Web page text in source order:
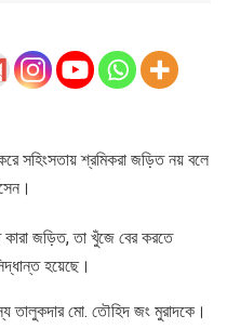
সহিংসতায় শ্রমিকরা জড়িত নয় বলে
জড়িত, তা খুঁজে বের করতে
হয়েছে।
তালুকদার মো. তৌহিদ জং মুরাদকে।